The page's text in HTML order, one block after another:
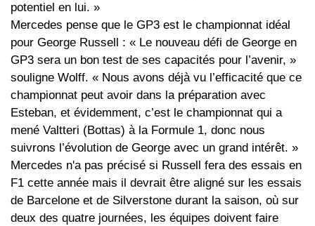
potentiel en lui. »
Mercedes pense que le GP3 est le championnat idéal
pour George Russell : « Le nouveau défi de George en
GP3 sera un bon test de ses capacités pour l’avenir, »
souligne Wolff. « Nous avons déjà vu l’efficacité que ce
championnat peut avoir dans la préparation avec
Esteban, et évidemment, c’est le championnat qui a
mené Valtteri (Bottas) à la Formule 1, donc nous
suivrons l’évolution de George avec un grand intérêt. »
Mercedes n'a pas précisé si Russell fera des essais en
F1 cette année mais il devrait être aligné sur les essais
de Barcelone et de Silverstone durant la saison, où sur
deux des quatre journées, les équipes doivent faire